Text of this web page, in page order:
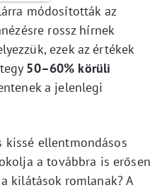
módosították az
rossz hírnek
ezek az értékek
50–60% körüli
a jelenlegi
kissé ellentmondásos
a továbbra is erősen
kilátások romlanak? A